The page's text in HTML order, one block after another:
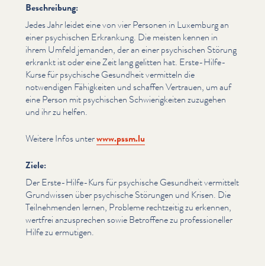
Beschreibung:
Jedes Jahr leidet eine von vier Personen in Luxemburg an
einer psychischen Erkrankung. Die meisten kennen in
ihrem Umfeld jemanden, der an einer psychischen Störung
erkrankt ist oder eine Zeit lang gelitten hat. Erste-Hilfe-
Kurse für psychische Gesundheit vermitteln die
notwendigen Fähigkeiten und schaffen Vertrauen, um auf
eine Person mit psychischen Schwierigkeit­en zuzugehen
und ihr zu helfen.
Weitere Infos unterwww​.pssm​.lu
Ziele:
Der Erste-Hilfe-Kurs für psychische Gesundheit vermittelt
Grundwissen über psychische Störungen und Krisen. Die
Teil­nehmenden lernen, Probleme rechtzeitig zu erkennen,
wertfrei anzus­prechen sowie Betroffene zu pro­fes­sioneller
Hilfe zu ermutigen.